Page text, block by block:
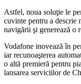
Astfel, noua soluţie le
cuvinte pentru a descrie
navigării şi generează o
Vodafone inovează în
iar recunoaşterea
o altă premieră pentru
lansarea serviciilor de